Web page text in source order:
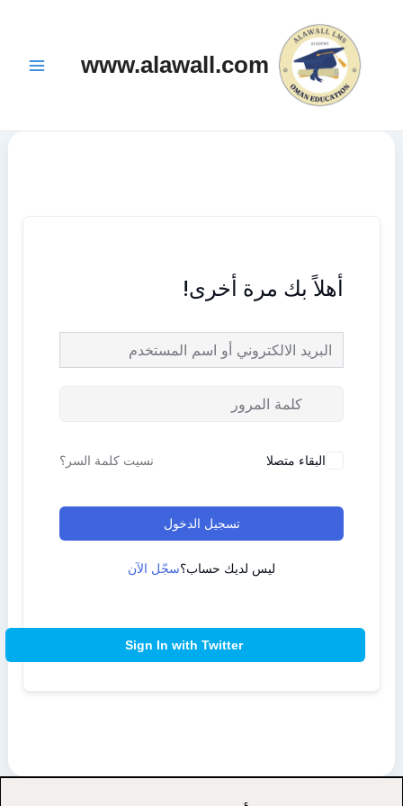
المحتوى
www.alawall.com
أهلاً بك مرة أخرى!
البقاء متصلا نسيت كلمة السر؟
تسجيل الدخول
ليس لديك حساب؟سجّل الآن
Sign In with Twitter